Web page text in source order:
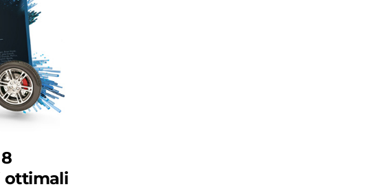
ottimali